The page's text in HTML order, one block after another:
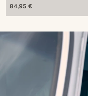
84,95 €